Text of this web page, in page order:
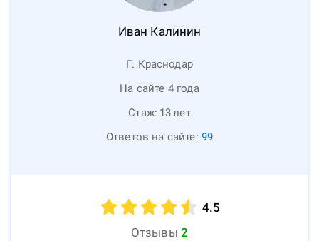
Иван Калинин
Г. Краснодар
На сайте 4 года
Стаж: 13лет
Ответов на сайте: 99
4.5
Отзывы 2